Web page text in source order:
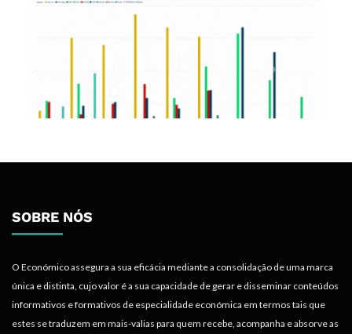
SOBRE NÓS
O Económico assegura a sua eficácia mediante a consolidação de uma marca
única e distinta, cujo valor é a sua capacidade de gerar e disseminar conteúdos
informativos e formativos de especialidade económica em termos tais que
estes se traduzem em mais-valias para quem recebe, acompanha e absorve as